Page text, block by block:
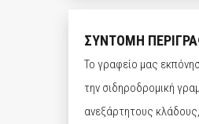
ΣΥΝΤΟΜΗ
Το γραφείο μας
την σιδηροδρομική
ανεξάρτητους